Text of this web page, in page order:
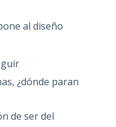
al diseño
¿dónde paran
de ser del